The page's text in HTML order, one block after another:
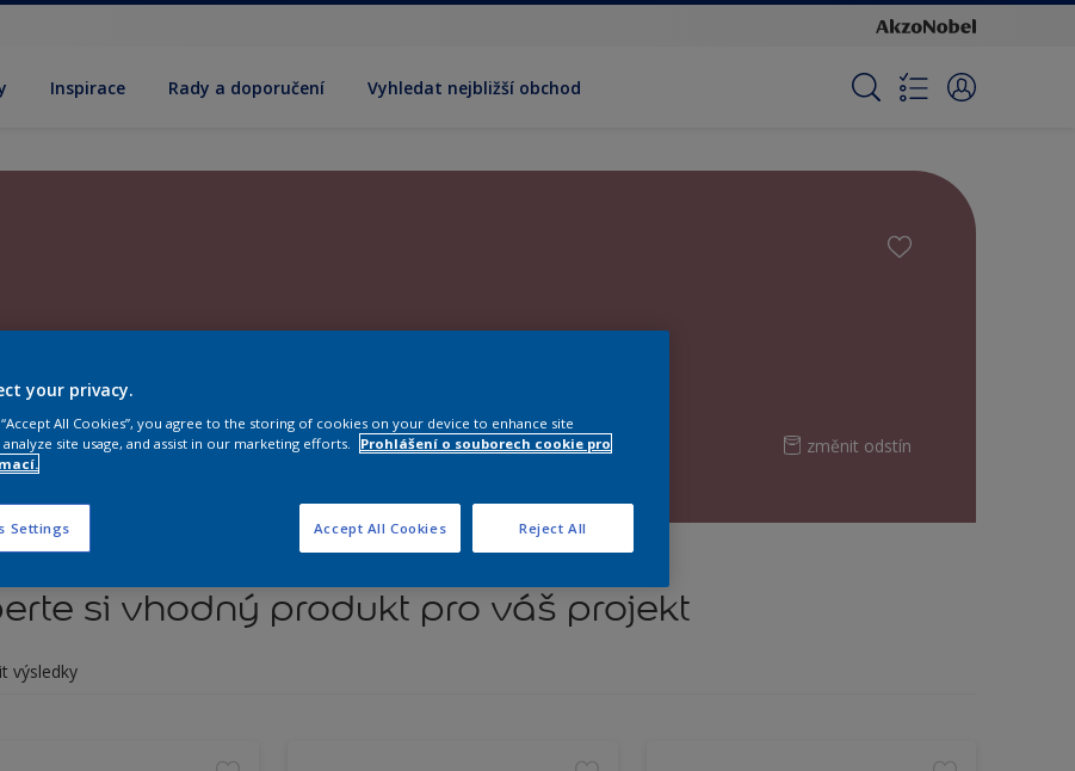
Inspirace Rady a doporučení Vyhledat nejbližší obchod
změnit odstín
si vhodný produkt pro váš projekt
výsledky
your privacy.
All Cookies”, you agree to the storing of cookies on your device to enhance site
site usage, and assist in our marketing efforts.
Prohlášení o souborech cookie pro
Settings Reject All
Accept All Cookies